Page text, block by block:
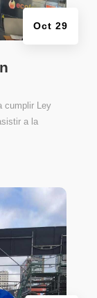
Oct 29
cumplir Ley
a la